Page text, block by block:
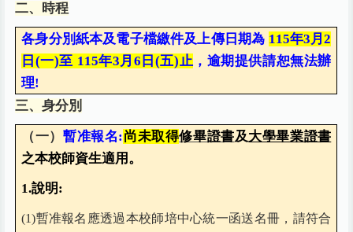
二、時程
各身分別紙本及電子檔繳件及上傳日期為 115年3月2
日(一)至 115年3月6日(五)止 ，逾期提供請恕無法辦
理!
三、身分別
（一） 暫准報名:尚未取得修畢證書及大學畢業證書
之本校師資生適用。
1.說明:
(1)暫准報名應透過本校師培中心統一函送名冊，請符合